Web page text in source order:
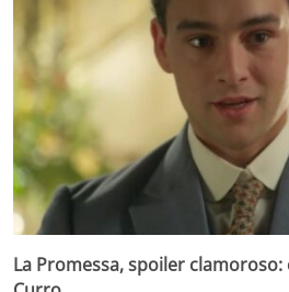
La Promessa, spoiler